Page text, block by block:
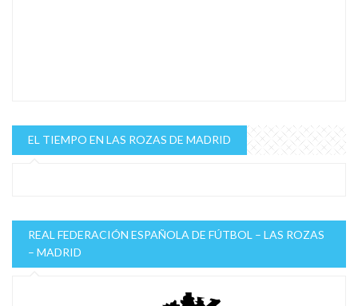
EL TIEMPO EN LAS ROZAS DE MADRID
REAL FEDERACIÓN ESPAÑOLA DE FÚTBOL – LAS ROZAS
– MADRID